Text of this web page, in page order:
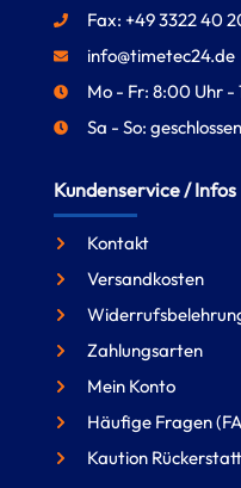
Fax: +49 3322 40
info@timetec24.de
Mo - Fr: 8:00 Uhr -
Sa - So: geschlossen
Kundenservice / Infos
Kontakt
Versandkosten
Zahlungsarten
Mein Konto
Häufige Fragen
Kaution